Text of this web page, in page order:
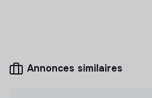
préventives et correctives
Annonces similaires